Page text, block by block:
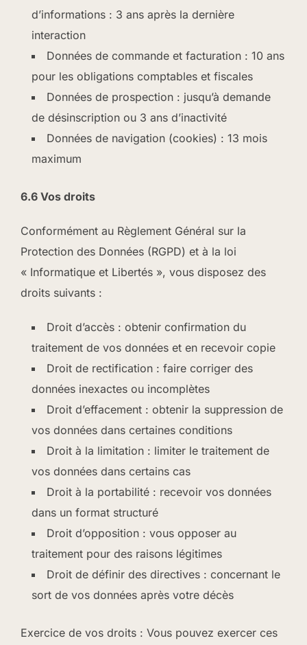
d’informations : 3 ans après la dernière
interaction
Données de commande et facturation : 10 ans
pour les obligations comptables et fiscales
Données de prospection : jusqu’à demande
de désinscription ou 3 ans d’inactivité
Données de navigation (cookies) : 13 mois
maximum
6.6 Vos droits
Conformément au Règlement Général sur la
Protection des Données (RGPD) et à la loi
« Informatique et Libertés », vous disposez des
droits suivants :
Droit d’accès : obtenir confirmation du
traitement de vos données et en recevoir copie
Droit de rectification : faire corriger des
données inexactes ou incomplètes
Droit d’effacement : obtenir la suppression de
vos données dans certaines conditions
Droit à la limitation : limiter le traitement de
vos données dans certains cas
Droit à la portabilité : recevoir vos données
dans un format structuré
Droit d’opposition : vous opposer au
traitement pour des raisons légitimes
Droit de définir des directives : concernant le
sort de vos données après votre décès
Exercice de vos droits : Vous pouvez exercer ces